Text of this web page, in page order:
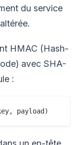
du service
HMAC (Hash-
avec SHA-
: